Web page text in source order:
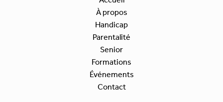
À propos
Handicap
Parentalité
Senior
Formations
Événements
Contact